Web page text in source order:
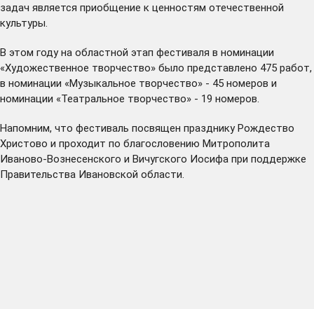
задач является приобщение к ценностям отечественной
культуры.
В этом году на областной этап фестиваля в номинации
«Художественное творчество» было представлено 475 работ,
в номинации «Музыкальное творчество» - 45 номеров и
номинации «Театральное творчество» - 19 номеров.
Напомним, что фестиваль посвящен празднику Рождество
Христово и проходит по благословению Митрополита
Иваново-Вознесенского и Вичугского Иосифа при поддержке
Правительства Ивановской области.